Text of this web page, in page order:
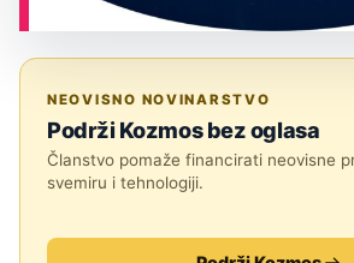
NEOVISNO NOVINARSTVO
Podrži Kozmos bez oglasa
Članstvo pomaže financirati neovisne
svemiru i tehnologiji.